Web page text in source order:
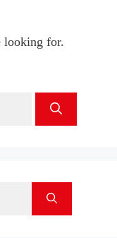
looking for.